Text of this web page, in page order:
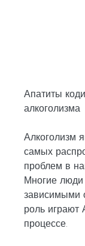
Апатиты
алкоголизма
Алкоголизм
самых
проблем в
Многие люди
зависимыми
роль играют
процессе.